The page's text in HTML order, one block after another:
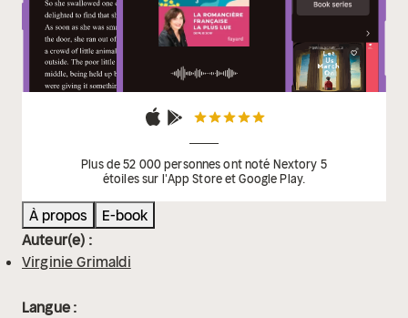
Plus de 52 000 personnes ont noté Nextory 5
étoiles sur l'App Store et Google Play.
À propos
E-book
Auteur(e) :
Virginie Grimaldi
Langue :